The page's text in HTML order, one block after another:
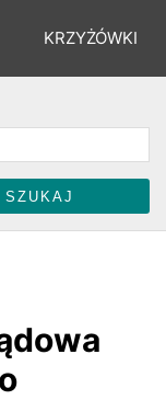
KRZYŻÓWKI
ŁAMIGŁÓWKI
SŁOWNIK